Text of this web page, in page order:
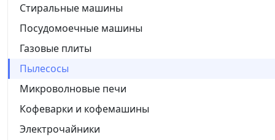
Стиральные машины
Посудомоечные машины
Газовые плиты
Пылесосы
Микроволновые печи
Кофеварки и кофемашины
Электрочайники